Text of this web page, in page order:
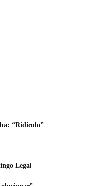
“Ridículo”
Legal